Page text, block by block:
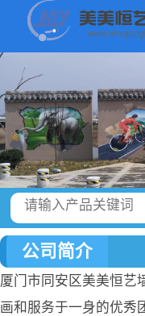
公司简介
厦门市同安区美美恒艺
画和服务于一身的优秀